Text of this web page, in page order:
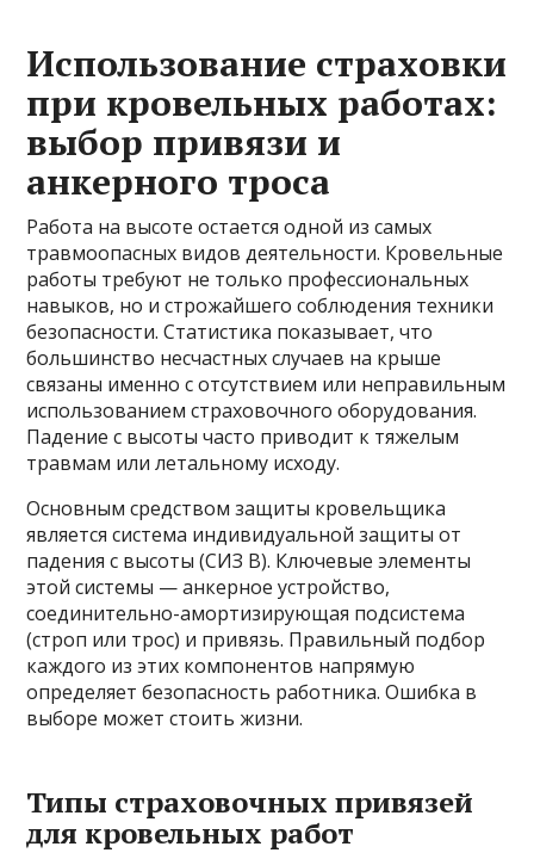
Использование страховки
при кровельных работах:
выбор привязи и
анкерного троса
Работа на высоте остается одной из самых
травмоопасных видов деятельности. Кровельные
работы требуют не только профессиональных
навыков, но и строжайшего соблюдения техники
безопасности. Статистика показывает, что
большинство несчастных случаев на крыше
связаны именно с отсутствием или неправильным
использованием страховочного оборудования.
Падение с высоты часто приводит к тяжелым
травмам или летальному исходу.
Основным средством защиты кровельщика
является система индивидуальной защиты от
падения с высоты (СИЗ В). Ключевые элементы
этой системы — анкерное устройство,
соединительно-амортизирующая подсистема
(строп или трос) и привязь. Правильный подбор
каждого из этих компонентов напрямую
определяет безопасность работника. Ошибка в
выборе может стоить жизни.
Типы страховочных привязей
для кровельных работ